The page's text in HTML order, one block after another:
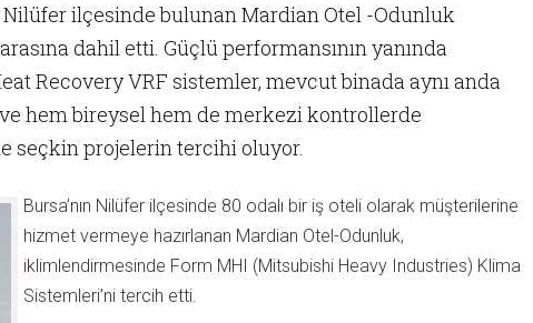
Nilüfer ilçesinde bulunan Mardian Otel -Odunluk
dahil etti. Güçlü performansının yanında
Recovery VRF sistemler, mevcut binada aynı anda
ve hem bireysel hem de merkezi kontrollerde
seçkin projelerin tercihi oluyor.
Bursa’nın Nilüfer ilçesinde 80 odalı bir iş oteli olarak müşterilerine
hizmet vermeye hazırlanan Mardian Otel-Odunluk,
iklimlendirmesinde Form MHI (Mitsubishi Heavy Industries) Klima
Sistemleri’ni tercih etti.